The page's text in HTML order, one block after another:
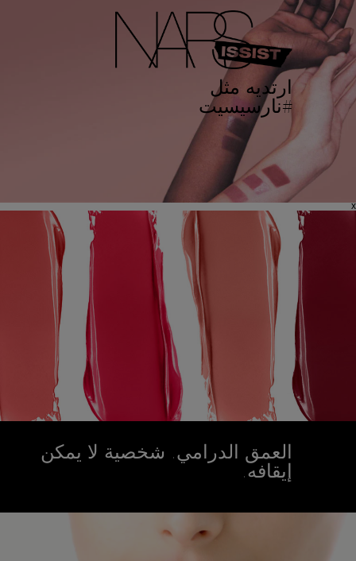
ارتديه مثل
#نارسيسيت
x
العمق الدرامي. شخصية لا يمكن
إيقافه.